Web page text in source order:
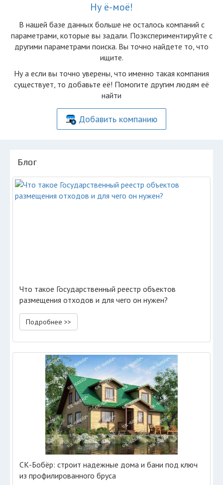
Ну ё-моё!
В нашей базе данных больше не осталоcь компаний с
параметрами, которые вы задали. Поэкспериментируйте с
другими параметрами поиска. Вы точно найдете то, что
ищите.
Ну а если вы точно уверены, что именно такая компания
существует, то добавьте её! Помогите другим людям её
найти
Добавить компанию
Блог
Что такое Государственный реестр объектов
размещения отходов и для чего он нужен?
Подробнее >>
СК-Бобёр: строит надежные дома и бани под ключ
из профилированного бруса